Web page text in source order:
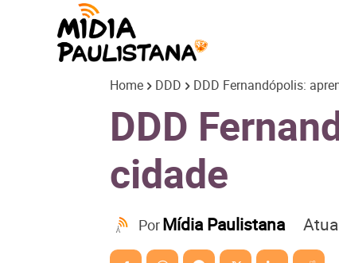
Paulistana
Home DDD DDD Fernandópolis:
DDD
cidade
PorMídia Paulistana